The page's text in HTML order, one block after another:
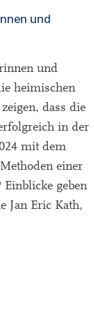
und
und
heimischen
dass die
in der
mit dem
einer
geben
Jan Eric Kath,